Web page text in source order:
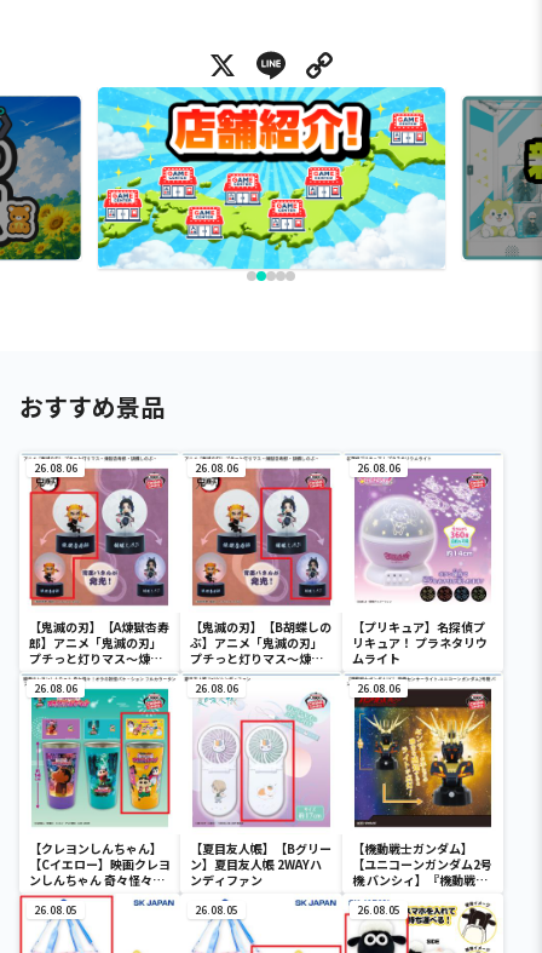
X Line
おすすめ景品
26.08.06
【鬼滅の刃】【A煉獄杏寿
郎】アニメ「鬼滅の刃」
プチっと灯りマス～煉獄
杏寿郎・胡蝶しのぶ～
26.08.06
【鬼滅の刃】【B胡蝶しの
ぶ】アニメ「鬼滅の刃」
プチっと灯りマス～煉獄
杏寿郎・胡蝶しのぶ～
26.08.06
【プリキュア】名探偵プ
リキュア！ プラネタリウ
ムライト
26.08.06
【クレヨンしんちゃん】
【Cイエロー】映画クレヨ
ンしんちゃん 奇々怪々！
オラの妖怪バケ～ション
フルカラータンブラー
26.08.06
【夏目友人帳】【Bグリー
ン】夏目友人帳 2WAYハ
ンディファン
26.08.06
【機動戦士ガンダム】
【ユニコーンガンダム2号
機 バンシィ】『機動戦士
ーライト-ユニコーンガン
ダム2号機 バンシィ（デ
ストロイモード）-
26.08.05 26.08.05 26.08.05